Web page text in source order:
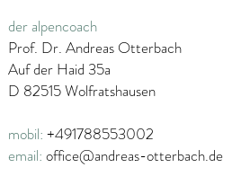
der alpencoach
Prof. Dr. Andreas Otterbach
Auf der Haid 35a
D 82515 Wolfratshausen
mobil: +491788553002
email: office@andreas-otterbach.de